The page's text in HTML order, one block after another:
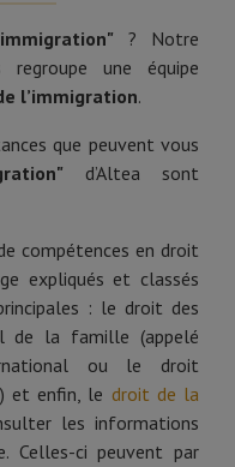
? Notre
regroupe une équipe
l’immigration.
que peuvent vous
d’Altea sont
compétences en droit
expliqués et classés
: le droit des
de la famille (appelé
ou le droit
et enfin, le droit de la
les informations
Celles-ci peuvent par